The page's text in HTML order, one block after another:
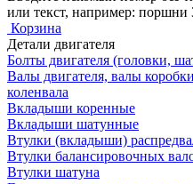
или текст, например: поршни
Корзина
Детали двигателя
Болты двигателя (головки,
Валы двигателя, валы
коленвала
Вкладыши коренные
Вкладыши шатунные
Втулки (вкладыши)
Втулки балансировочных
Втулки шатуна